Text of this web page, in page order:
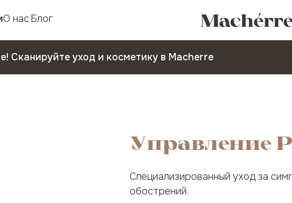
О насБлог
Сканируйте уход и косметику в Macherre
Управление
Специализированный уход за
обострений.